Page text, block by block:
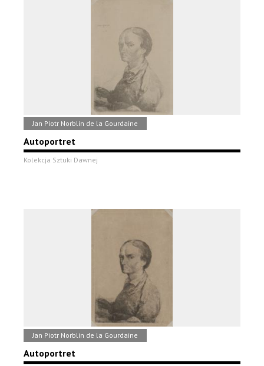
Jan Piotr Norblin de la Gourdaine
Autoportret
Kolekcja Sztuki Dawnej
Jan Piotr Norblin de la Gourdaine
Autoportret